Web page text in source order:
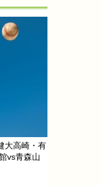
大高崎・有
vs青森山